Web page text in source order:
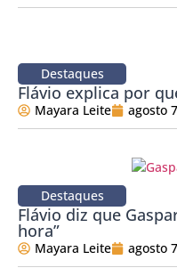
Destaques
Flávio explica por
Mayara Leite agosto
Destaques
Flávio diz que
hora”
Mayara Leite agosto